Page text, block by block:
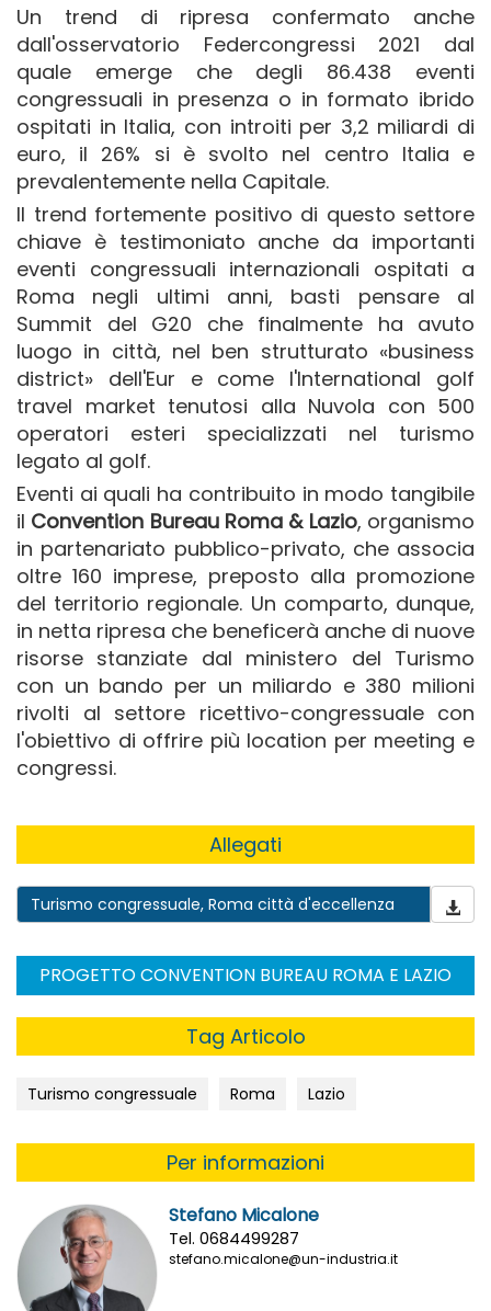
Un trend di ripresa confermato anche
dall'osservatorio Federcongressi 2021 dal
quale emerge che degli 86.438 eventi
congressuali in presenza o in formato ibrido
ospitati in Italia, con introiti per 3,2 miliardi di
euro, il 26% si è svolto nel centro Italia e
prevalentemente nella Capitale.
Il trend fortemente positivo di questo settore
chiave è testimoniato anche da importanti
eventi congressuali internazionali ospitati a
Roma negli ultimi anni, basti pensare al
Summit del G20 che finalmente ha avuto
luogo in città, nel ben strutturato «business
district» dell'Eur e come l'International golf
travel market tenutosi alla Nuvola con 500
operatori esteri specializzati nel turismo
legato al golf.
Eventi ai quali ha contribuito in modo tangibile
il Convention Bureau Roma & Lazio, organismo
in partenariato pubblico-privato, che associa
oltre 160 imprese, preposto alla promozione
del territorio regionale. Un comparto, dunque,
in netta ripresa che beneficerà anche di nuove
risorse stanziate dal ministero del Turismo
con un bando per un miliardo e 380 milioni
rivolti al settore ricettivo-congressuale con
l'obiettivo di offrire più location per meeting e
congressi.
Allegati
Turismo congressuale, Roma città d'eccellenza
PROGETTO CONVENTION BUREAU ROMA E LAZIO
Tag Articolo
Turismo congressuale Roma Lazio
Per informazioni
Stefano Micalone
Tel. 0684499287
stefano.micalone@un-industria.it